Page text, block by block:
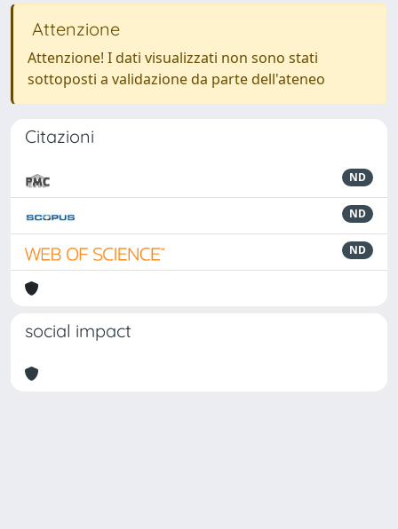
Attenzione
Attenzione! I dati visualizzati non sono stati
sottoposti a validazione da parte dell'ateneo
Citazioni
ND
ND
ND
social impact